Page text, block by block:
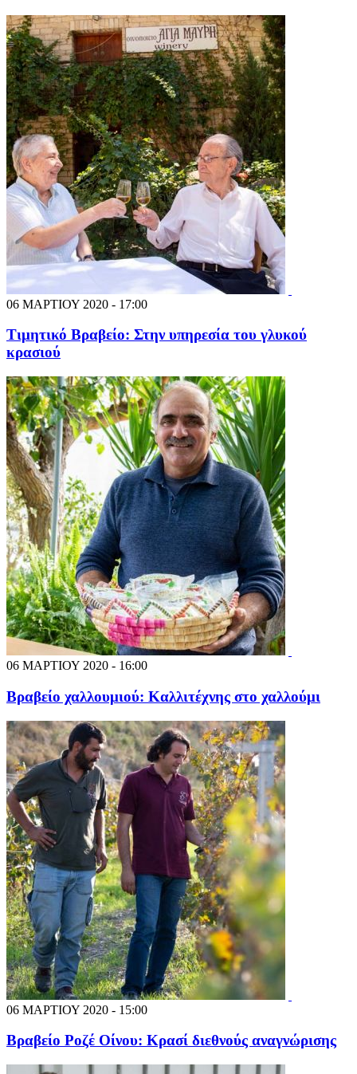
06 ΜΑΡΤΙΟΥ 2020 - 17:00
Τιμητικό Βραβείο: Στην υπηρεσία του γλυκού
κρασιού
06 ΜΑΡΤΙΟΥ 2020 - 16:00
Βραβείο χαλλουμιού: Καλλιτέχνης στο χαλλούμι
06 ΜΑΡΤΙΟΥ 2020 - 15:00
Βραβείο Ροζέ Οίνου: Κρασί διεθνούς αναγνώρισης